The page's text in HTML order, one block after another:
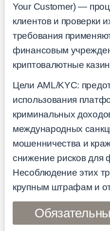
Your Customer) —
клиентов и проверки
требования
финансовым
криптовалютные
Цели AML/KYC:
использования
криминальных
международных
мошенничества и
снижение рисков для
Несоблюдение этих
крупным штрафам и